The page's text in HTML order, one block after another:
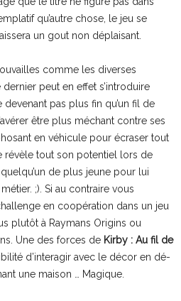
qu’autre chose, le jeu se
un gout non déplaisant.
comme les diverses
dernier peut en effet s’introduire
devenant pas plus fin qu’un fil de
être plus méchant contre ses
en véhicule pour écraser tout
révèle tout son potentiel lors de
de plus jeune pour lui
;). Si au contraire vous
en coopération dans un jeu
plutôt à Raymans Origins ou
Une des forces de Kirby : Au fil de
d’interagir avec le décor en dé-
une maison … Magique.